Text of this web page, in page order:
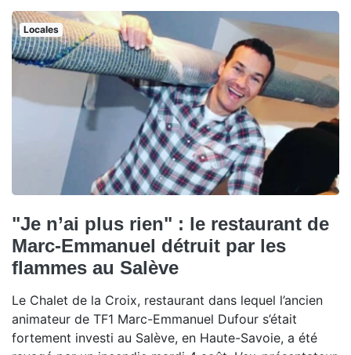
Locales
"Je n’ai plus rien" : le restaurant de
Marc-Emmanuel détruit par les
flammes au Salève
Le Chalet de la Croix, restaurant dans lequel l’ancien
animateur de TF1 Marc-Emmanuel Dufour s’était
fortement investi au Salève, en Haute-Savoie, a été